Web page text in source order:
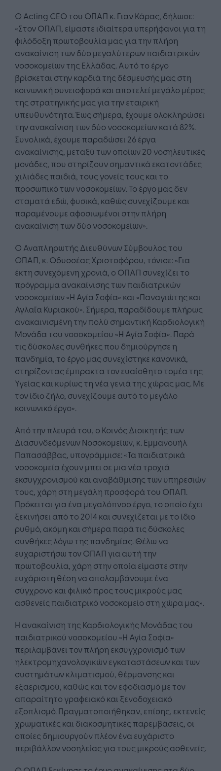
Ο Acting CEO του ΟΠΑΠ κ. Γιαν Κάρας, δήλωσε:
«Στον ΟΠΑΠ, είμαστε ιδιαίτερα υπερήφανοι για τη
φιλόδοξη πρωτοβουλία μας για την πλήρη
ανακαίνιση των δύο μεγαλύτερων παιδιατρικών
νοσοκομείων της Ελλάδας. Αυτό το έργο
βρίσκεται στην καρδιά της δέσμευσής μας στη
κοινωνική συνεισφορά και αποτελεί μεγάλο μέρος
της στρατηγικής μας για την εταιρική
υπευθυνότητα. Έως σήμερα, έχουμε ολοκληρώσει
την ανακαίνιση των δύο νοσοκομείων κατά 82%.
Συνολικά, έχουμε παραδώσει 26 έργα
ανακαίνισης, μεταξύ των οποίων 20 νοσηλευτικές
μονάδες, που στηρίζουν σημαντικά εκατοντάδες
χιλιάδες παιδιά, τους γονείς τους και το
προσωπικό των νοσοκομείων. Το έργο μας δεν
σταματά εδώ, φυσικά, καθώς συνεχίζουμε και
παραμένουμε αφοσιωμένοι στην πλήρη
ανακαίνιση των δύο νοσοκομείων».
Ο Αναπληρωτής Διευθύνων Σύμβουλος του
ΟΠΑΠ, κ. Οδυσσέας Χριστοφόρου, τόνισε: «Για
έκτη συνεχόμενη χρονιά, ο ΟΠΑΠ συνεχίζει το
πρόγραμμα ανακαίνισης των παιδιατρικών
νοσοκομείων «Η Αγία Σοφία» και «Παναγιώτης και
Αγλαΐα Κυριακού». Σήμερα, παραδίδουμε πλήρως
ανακαινισμένη την πολύ σημαντική Καρδιολογική
Μονάδα του νοσοκομείου «Η Αγία Σοφία». Παρά
τις δύσκολες συνθήκες που δημιούργησε η
πανδημία, το έργο μας συνεχίστηκε κανονικά,
στηρίζοντας έμπρακτα τον ευαίσθητο τομέα της
Υγείας και κυρίως τη νέα γενιά της χώρας μας. Με
τον ίδιο ζήλο, συνεχίζουμε αυτό το μεγάλο
κοινωνικό έργο».
Από την πλευρά του, ο Κοινός Διοικητής των
Διασυνδεόμενων Νοσοκομείων, κ. Εμμανουήλ
Παπασάββας, υπογράμμισε: «Τα παιδιατρικά
νοσοκομεία έχουν μπει σε μια νέα τροχιά
εκσυγχρονισμού και αναβάθμισης των υπηρεσιών
τους, χάρη στη μεγάλη προσφορά του ΟΠΑΠ.
Πρόκειται για ένα μεγαλόπνοο έργο, το οποίο έχει
ξεκινήσει από το 2014 και συνεχίζεται με το ίδιο
ρυθμό, ακόμη και σήμερα παρά τις δύσκολες
συνθήκες λόγω της πανδημίας. Θέλω να
ευχαριστήσω τον ΟΠΑΠ για αυτή την
πρωτοβουλία, χάρη στην οποία είμαστε στην
ευχάριστη θέση να απολαμβάνουμε ένα
σύγχρονο και φιλικό προς τους μικρούς μας
ασθενείς παιδιατρικό νοσοκομείο στη χώρα μας».
Η ανακαίνιση της Καρδιολογικής Μονάδας του
παιδιατρικού νοσοκομείου «Η Αγία Σοφία»
περιλαμβάνει τον πλήρη εκσυγχρονισμό των
ηλεκτρομηχανολογικών εγκαταστάσεων και των
συστημάτων κλιματισμού, θέρμανσης και
εξαερισμού, καθώς και τον εφοδιασμό με τον
απαραίτητο γραφειακό και ξενοδοχειακό
εξοπλισμό. Πραγματοποιήθηκαν, επίσης, εκτενείς
χρωματικές και διακοσμητικές παρεμβάσεις, οι
οποίες δημιουργούν πλέον ένα ευχάριστο
περιβάλλον νοσηλείας για τους μικρούς ασθενείς.